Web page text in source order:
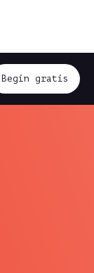
Begin gratis